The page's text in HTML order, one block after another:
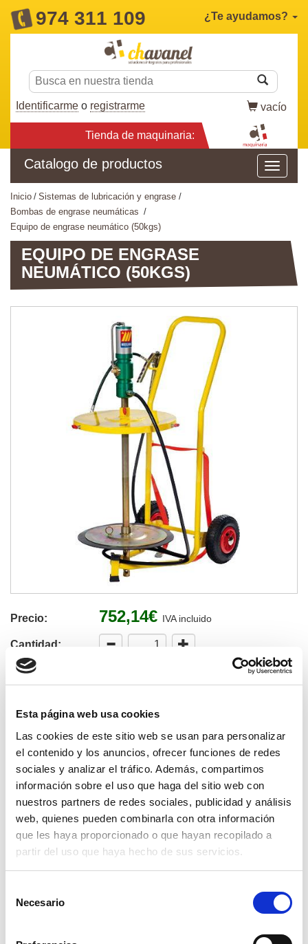
Esta página web usa cookies
Las cookies de este sitio web se usan para personalizar
el contenido y los anuncios, ofrecer funciones de redes
sociales y analizar el tráfico. Además, compartimos
información sobre el uso que haga del sitio web con
nuestros partners de redes sociales, publicidad y análisis
web, quienes pueden combinarla con otra información
que les haya proporcionado o que hayan recopilado a
partir del uso que haya hecho de sus servicios.
Necesario
974 311 109 ¿Te ayudamos?
Identificarme o registrarme vacío
Tienda de maquinaria:
Catalogo de productos
inicio
sistemas de lubricación y engrase
bombas de engrase neumáticas
equipo de engrase neumático (50kgs)
EQUIPO DE ENGRASE
NEUMÁTICO (50KGS)
Precio: 752,14€ IVA incluido
Cantidad:
Comprar
Disponemos de stock, envío 24-48 horas.
Referencia: 0131118000
Fabricante:MECLUBE
Equipo de engrase neumático (50-60kgs). Incluye bomba
neumática de lubricación. tapas para bidón para bombas
con pescante de 30 mm de diámetro, platos seguidores
para combas con pescante de 30 mm de diámetro, pistola
con tubo rígido e testina, carro para bidón de 50-60kgs y
un tubo R2 1/4" de 3 metros. Peso de 19,65 Kg. Con un
Especial para para transferir grasas gruesas de barriles de